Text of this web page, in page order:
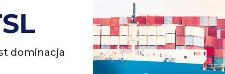
dominacja